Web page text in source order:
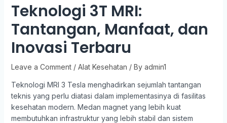
Teknologi 3T MRI:
Tantangan, Manfaat, dan
Inovasi Terbaru
Leave a Comment / Alat Kesehatan / By admin1
Teknologi MRI 3 Tesla menghadirkan sejumlah tantangan
teknis yang perlu diatasi dalam implementasinya di fasilitas
kesehatan modern. Medan magnet yang lebih kuat
membutuhkan infrastruktur yang lebih stabil dan sistem